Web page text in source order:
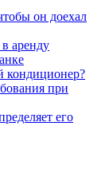
он доехал
аренду
кондиционер?
при
его